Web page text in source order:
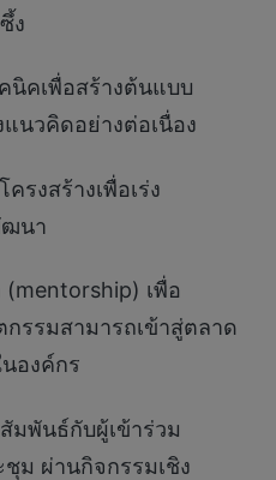
ง
เพื่อสร้างต้นแบบ
นวคิดอย่างต่อเนื่อง
สร้างเพื่อเร่ง
ฒนา
เพื่อ
รรมสามารถเข้าสู่ตลาด
องค์กร
นธ์กับผู้เข้าร่วม
ม ผ่านกิจกรรมเชิง